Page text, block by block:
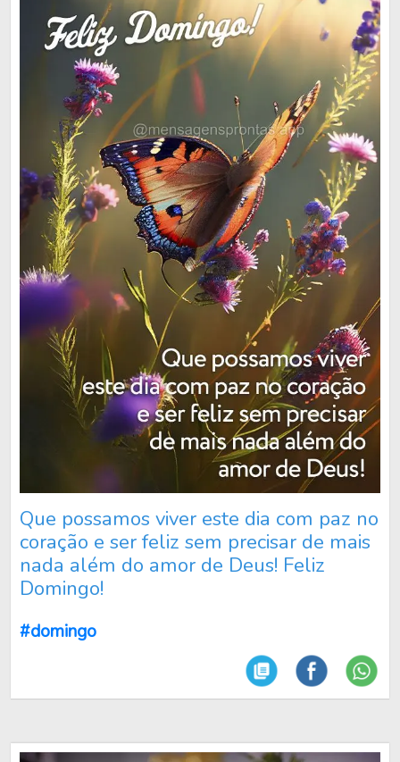
Que possamos viver este dia com paz no
coração e ser feliz sem precisar de mais
nada além do amor de Deus! Feliz
Domingo!
#domingo